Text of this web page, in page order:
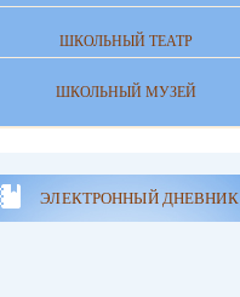
ШКОЛЬНЫЙ ТЕАТР
ШКОЛЬНЫЙ МУЗЕЙ
ЭЛЕКТРОННЫЙ ДНЕВНИК